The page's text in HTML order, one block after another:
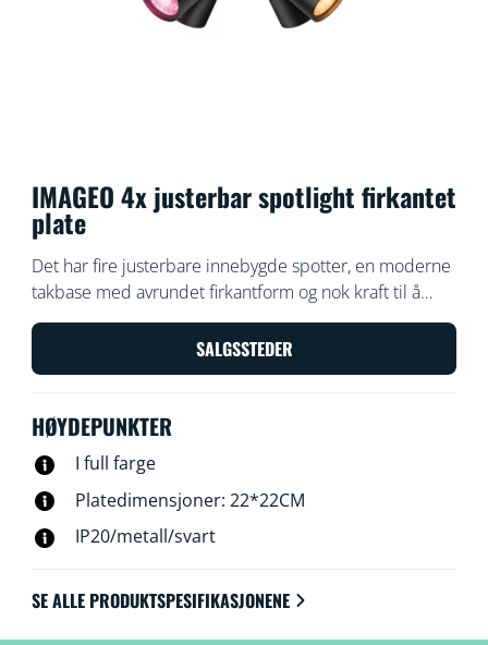
IMAGEO 4x justerbar spotlight firkantet
plate
Det har fire justerbare innebygde spotter, en moderne
takbase med avrundet firkantform og nok kraft til å
bade rommet med lys og farger i alle retninger. Med
den påbygde spotarmaturen kan du velge det perfekte
lyset til alle aktiviteter.
SALGSSTEDER
HØYDEPUNKTER
I full farge
Platedimensjoner: 22*22CM
IP20/metall/svart
SE ALLE PRODUKTSPESIFIKASJONENE